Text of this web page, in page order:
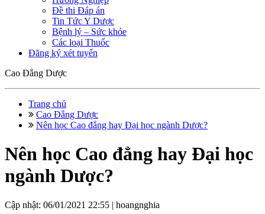
Đề thi Đáp án
Tin Tức Y Dược
Bệnh lý – Sức khỏe
Các loại Thuốc
Đăng ký xét tuyển
Cao Đẳng Dược
Trang chủ
Cao Đẳng Dược
Nên học Cao đẳng hay Đại học ngành Dược?
Nên học Cao đẳng hay Đại học
ngành Dược?
Cập nhật: 06/01/2021 22:55 | hoangnghia